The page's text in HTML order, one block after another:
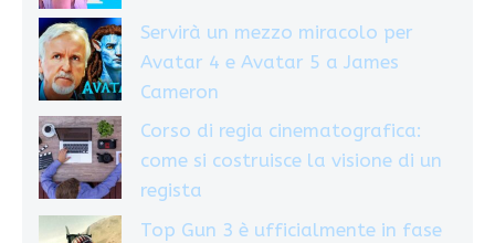
Servirà un mezzo miracolo per
Avatar 4 e Avatar 5 a James
Cameron
Corso di regia cinematografica:
come si costruisce la visione di un
regista
Top Gun 3 è ufficialmente in fase